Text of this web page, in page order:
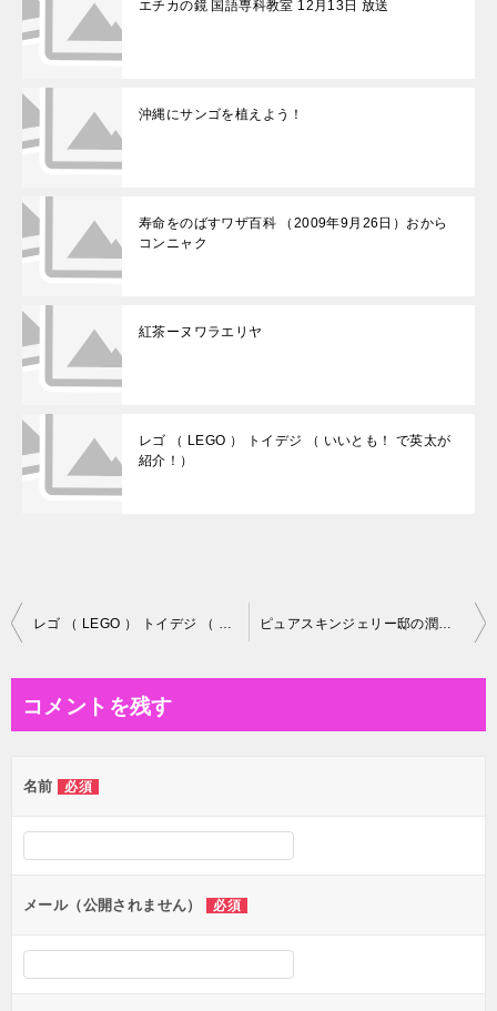
エチカの鏡 国語専科教室 12月13日 放送
沖縄にサンゴを植えよう！
寿命をのばすワザ百科 （2009年9月26日）おから
コンニャク
紅茶ーヌワラエリヤ
レゴ （ LEGO ） トイデジ （ いいとも！ で英太が
紹介！）
投
ビ
ー
シ
ン
レゴ （ LEGO ） トイデジ （ いいとも！ で英太が紹介！） ピュアスキンジェリー邸の潤わしき人々
コメントを残す
名前 必須
メール（公開されません） 必須